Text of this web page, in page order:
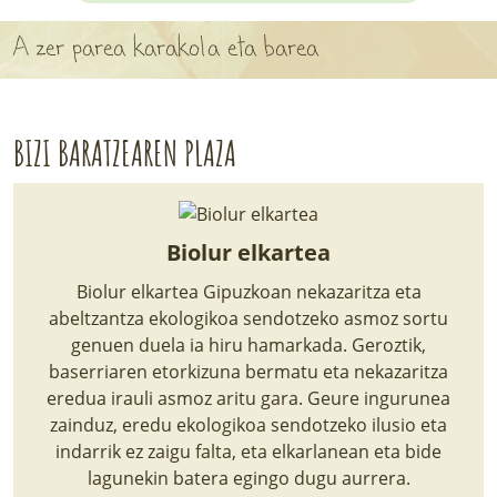
APARTEN MAPA
LURRERAKO BIDE LAGUN
HASI NAHI AL DUZU? 8 URRATS
BIZI BARATZEA LIBURUA
SENDABELARRAK
ETXEKO LANDAREAK
LANDAREPEDIA
ALBISTEAK
A zer parea karakola eta barea
BIZI BARATZEAREN PLAZA
Biolur elkartea
Biolur elkartea Gipuzkoan nekazaritza eta
abeltzantza ekologikoa sendotzeko asmoz sortu
genuen duela ia hiru hamarkada. Geroztik,
baserriaren etorkizuna bermatu eta nekazaritza
eredua irauli asmoz aritu gara. Geure ingurunea
zainduz, eredu ekologikoa sendotzeko ilusio eta
indarrik ez zaigu falta, eta elkarlanean eta bide
lagunekin batera egingo dugu aurrera.